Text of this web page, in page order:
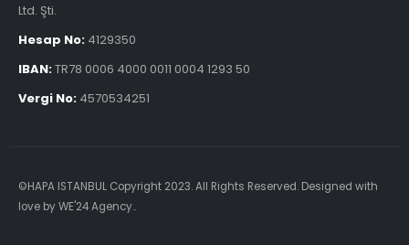
Ltd. Şti.
Hesap No: 4129350
IBAN:TR78 0006 4000 0011 0004 1293 50
Vergi No: 4570534251
©HAPA ISTANBUL Copyright 2023. All Rights Reserved. Designed with
love byWE'24 Agency..